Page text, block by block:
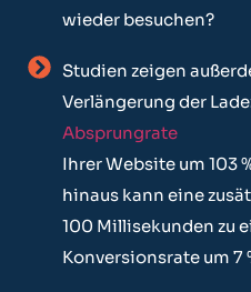
wieder besuchen?
Studien zeigen
Verlängerung der
Absprungrate
Ihrer Website um 103
hinaus kann eine
100 Millisekunden zu
Konversionsrate um 7